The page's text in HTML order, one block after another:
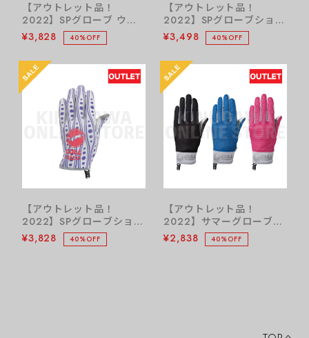
【アウトレット品！
2022】SPグローブ ウィ
メンズ GULL ガル ダイビ
ンググローブ ブラックS
¥3,828 40%OFF
【アウトレット品！
2022】SPグローブショー
ト ウィメンズ GULL ガル
ダイビンググローブ
¥3,498 40%OFF
【アウトレット品！
2022】SPグローブショー
ト ウィメンズ LIMITED
EDITION GULL ガル ダイ
¥3,828 40%OFF
【アウトレット品！
2022】サマーグローブウ
ィメンズ GULL ガル ダイ
ビンググローブ
¥2,838 40%OFF